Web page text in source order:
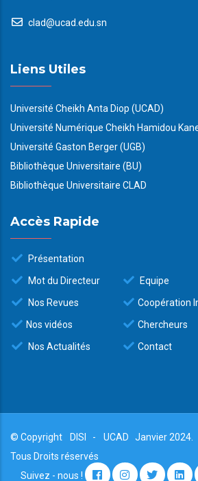
clad@ucad.edu.sn
Liens Utiles
Université Cheikh Anta Diop (UCAD)
Université Numérique Cheikh Hamidou
Université Gaston Berger (UGB)
Bibliothèque Universitaire (BU)
Bibliothèque Universitaire CLAD
Accès Rapide
Présentation
Mot du Directeur
Nos Revues
Nos vidéos
Nos Actualités
Equipe
Coopération
Chercheurs
Contact
© Copyright DISI - UCAD
Janvier 2024.
Tous Droits réservés
Suivez - nous !